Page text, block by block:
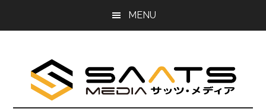
MENU